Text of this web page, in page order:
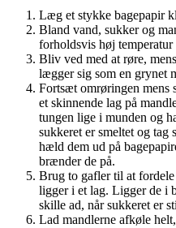
Læg et stykke bagepapir
Bland vand, sukker og
forholdsvis høj
Bliv ved med at røre,
lægger sig som en grynet
Fortsæt omrøringen mens
et skinnende lag på
tungen lige i munden og
sukkeret er smeltet og tag
hæld dem ud på
brænder de på.
Brug to gafler til at
ligger i et lag. Ligger de i
skille ad, når sukkeret er
Lad mandlerne afkøle